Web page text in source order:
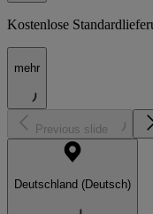
Kostenlose
mehr
Previous slide
Deutschland (Deutsch)